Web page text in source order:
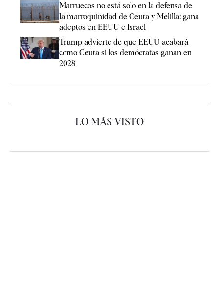
Marruecos no está solo en la defensa de
la marroquinidad de Ceuta y Melilla: gana
adeptos en EEUU e Israel
Trump advierte de que EEUU acabará
como Ceuta si los demócratas ganan en
2028
LO MÁS VISTO